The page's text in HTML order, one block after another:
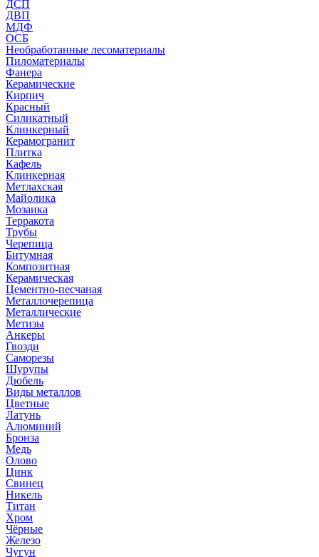
ДСП
ДВП
МДФ
ОСБ
Необработанные лесоматериалы
Пиломатериалы
Фанера
Керамические
Кирпич
Красный
Силикатный
Клинкерный
Керамогранит
Плитка
Кафель
Клинкерная
Метлахская
Майолика
Мозаика
Терракота
Трубы
Черепица
Битумная
Композитная
Керамическая
Цементно-песчаная
Металлочерепица
Металлические
Метизы
Анкеры
Гвозди
Саморезы
Шурупы
Дюбель
Виды металлов
Цветные
Латунь
Алюминий
Бронза
Медь
Олово
Цинк
Свинец
Никель
Титан
Хром
Чёрные
Железо
Чугун